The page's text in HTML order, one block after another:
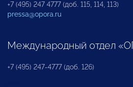
+7 (495) 247 4777 (доб. 115, 114, 113)
pressa@opora.ru
Международный отдел
+7 (495) 247-4777 (доб. 126)